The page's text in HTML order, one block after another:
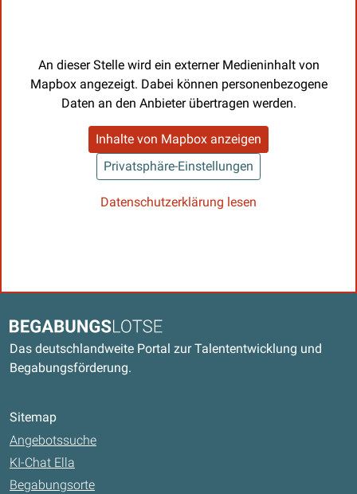
An dieser Stelle wird ein externer Medieninhalt von
Mapbox angezeigt. Dabei können personenbezogene
Daten an den Anbieter übertragen werden.
Inhalte von Mapbox anzeigen
Privatsphäre-Einstellungen
Datenschutzerklärung lesen
Begabungslotse
Das deutschlandweite Portal zur Talententwicklung und
Begabungsförderung.
Sitemap
Angebotssuche
KI-Chat Ella
Begabungsorte